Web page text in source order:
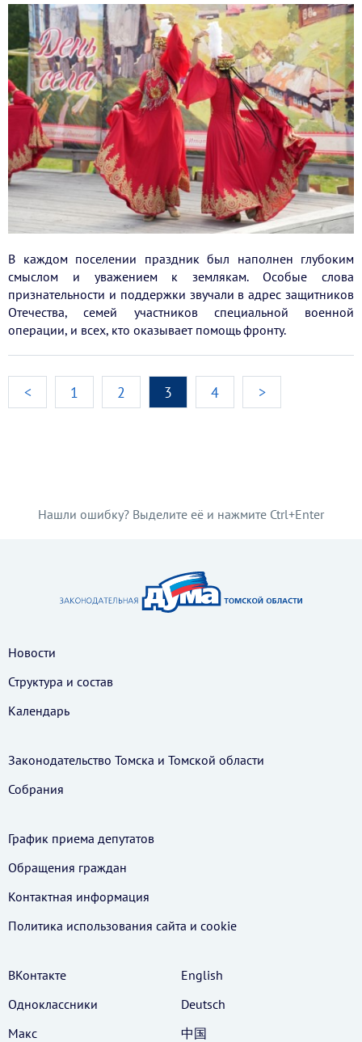
В каждом поселении праздник был наполнен глубоким
смыслом и уважением к землякам. Особые слова
признательности и поддержки звучали в адрес защитников
Отечества, семей участников специальной военной
операции, и всех, кто оказывает помощь фронту.
< 1 2 3 4 >
Нашли ошибку? Выделите её и нажмите Ctrl+Enter
Новости
Структура и состав
Календарь
Законодательство Томска и Томской области
Собрания
График приема депутатов
Обращения граждан
Контактная информация
Политика использования cайта и cookie
ВКонтакте
Одноклассники
Макс
English
Deutsch
中国